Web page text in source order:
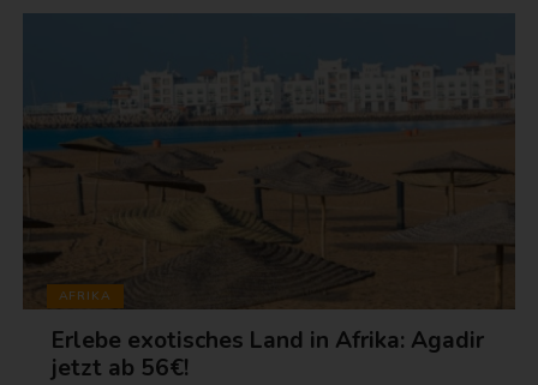
AFRIKA
Erlebe exotisches Land in Afrika: Agadir
jetzt ab 56€!